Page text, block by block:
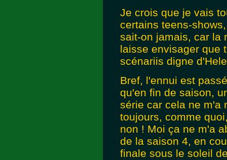
Je crois que je vais
certains teens-
sait-on jamais, car la
laisse envisager que
scénariis digne
Bref, l'ennui est
qu'en fin de saison,
série car cela ne m'a
toujours, comme
non ! Moi ça ne m'a
de la saison 4, en
finale sous le soleil